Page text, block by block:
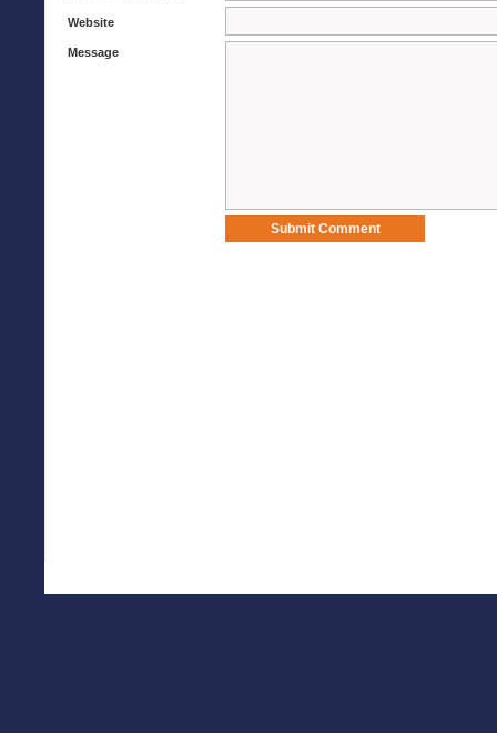
Website
Message